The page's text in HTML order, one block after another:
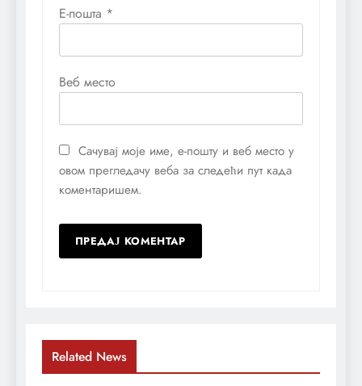
Е-пошта *
Веб место
Сачувај моје име, е-пошту и веб место у
овом прегледачу веба за следећи пут када
коментаришем.
Related News